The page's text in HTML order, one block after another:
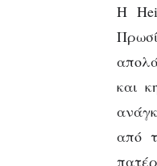
Η
και
από